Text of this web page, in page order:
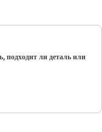
подходит ли деталь или